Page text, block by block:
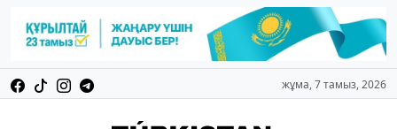
жұма, 7 тамыз, 2026